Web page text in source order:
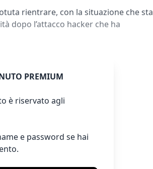
rientrare, con la situazione che sta
dopo l’attacco hacker che ha
PREMIUM
è riservato agli
e password se hai